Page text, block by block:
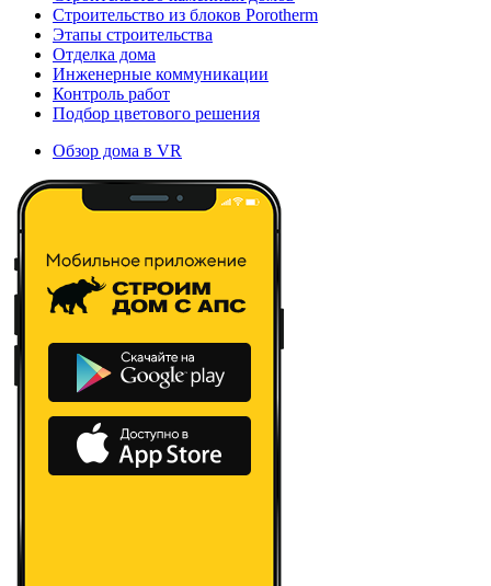
Строительство из блоков Porotherm
Этапы строительства
Отделка дома
Инженерные коммуникации
Контроль работ
Подбор цветового решения
Обзор дома в VR